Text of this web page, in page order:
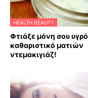
HEALTH BEAUTY
Φτιάξε μόνη σου υγρό
καθαριστικό ματιών
ντεμακιγιάζ!